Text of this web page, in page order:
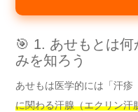
🎯 1. あせもとは
みを知ろう
あせもは医学的には「汗疹
に関わる汗腺（エクリン汗